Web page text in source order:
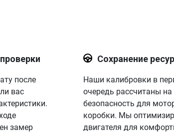
после
вас
замер
Сохранение
Наши калибровки в
очередь рассчитаны на
безопасность для
коробки. Мы
двигателя для